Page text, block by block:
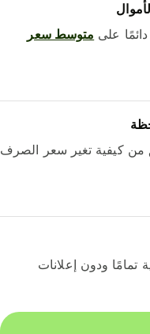
علىمتوسط ​​سعر
كيفية تغير سعر الصرف
ودون إعلانات